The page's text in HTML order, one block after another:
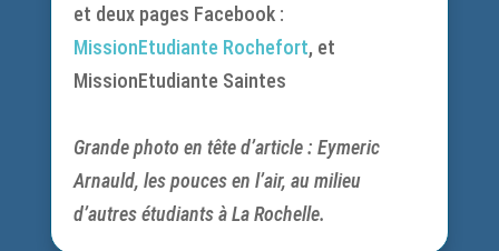
et deux pages Facebook :
MissionEtudiante Rochefort, et
MissionEtudiante Saintes
Grande photo en tête d’article : Eymeric
Arnauld, les pouces en l’air, au milieu
d’autres étudiants à La Rochelle.